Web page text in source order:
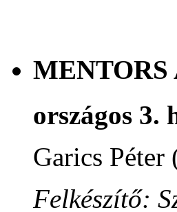
MENTORS
országos 3.
Garics Péter
Felkészítő: